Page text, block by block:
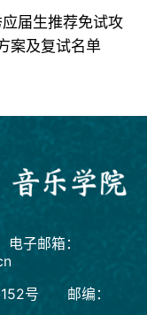
届生推荐免试攻
案及复试名单
子邮箱：
152号 邮编：